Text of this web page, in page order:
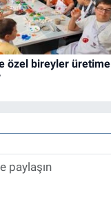
özel bireyler üretime